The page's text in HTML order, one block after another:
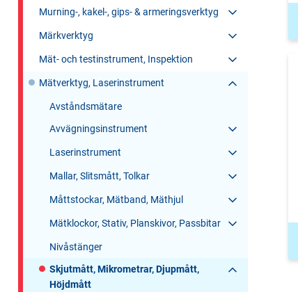
Murning-, kakel-, gips- & armeringsverktyg
Märkverktyg
Mät- och testinstrument, Inspektion
Mätverktyg, Laserinstrument
Avståndsmätare
Avvägningsinstrument
Laserinstrument
Mallar, Slitsmått, Tolkar
Måttstockar, Mätband, Mäthjul
Mätklockor, Stativ, Planskivor, Passbitar
Nivåstänger
Skjutmått, Mikrometrar, Djupmått,
Höjdmått